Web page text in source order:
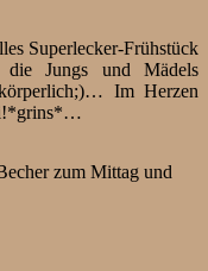
Superlecker-Frühstück
Jungs und Mädels
Im Herzen
zum Mittag und